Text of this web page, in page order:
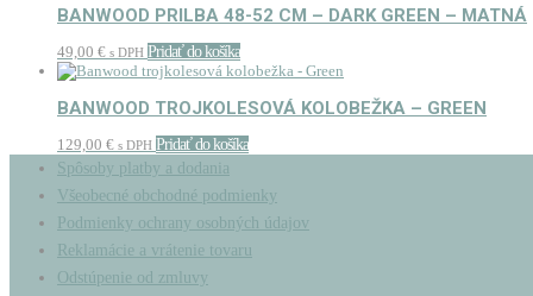
BANWOOD PRILBA 48-52 CM – DARK GREEN – MATNÁ
49,00 € s DPH Pridať do košíka
BANWOOD TROJKOLESOVÁ KOLOBEŽKA – GREEN
129,00 € s DPH Pridať do košíka
Spôsoby platby a dodania
Všeobecné obchodné podmienky
Podmienky ochrany osobných údajov
Reklamácie a vrátenie tovaru
Odstúpenie od zmluvy